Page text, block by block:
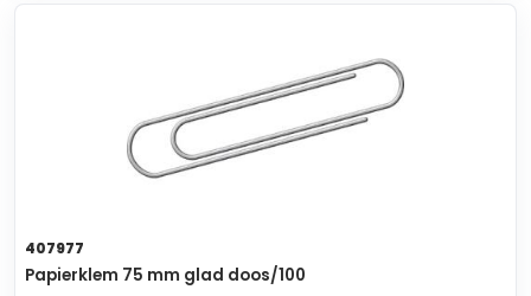
407977
Papierklem 75 mm glad doos/100